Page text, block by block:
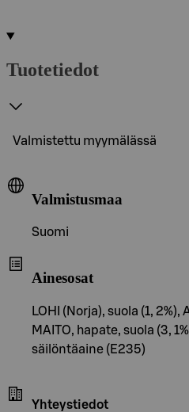
Tuotetiedot
Valmistettu myymälässä
Valmistusmaa
Suomi
Ainesosat
LOHI (Norja), suola (1,
MAITO, hapate, suola (3,
säilöntäaine (E235)
Yhteystiedot